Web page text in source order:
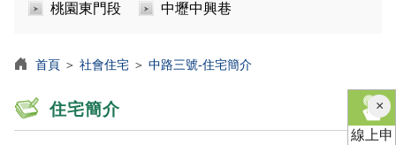
桃園東門段 中壢中興巷
首頁 ＞ 社會住宅 ＞ 中路三號-住宅簡介
住宅簡介 ×關
閉
線上申